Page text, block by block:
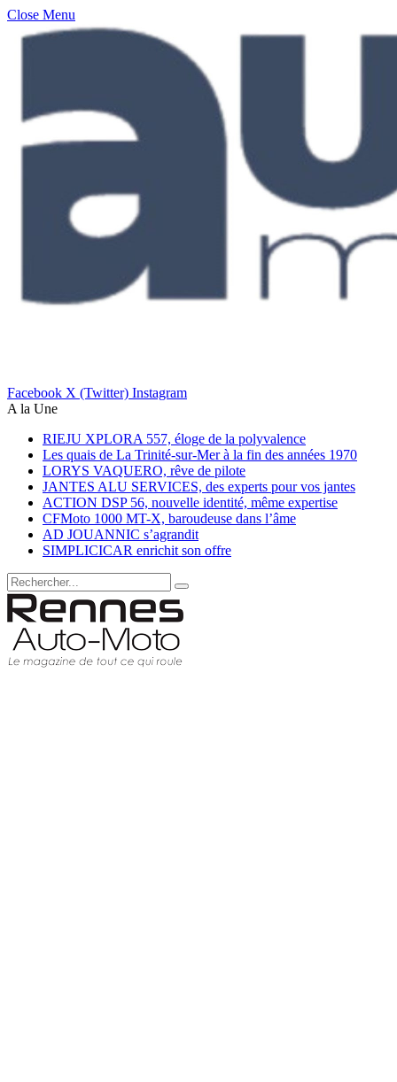
Close Menu
Facebook X (Twitter) Instagram
A la Une
RIEJU XPLORA 557, éloge de la polyvalence
Les quais de La Trinité-sur-Mer à la fin des années 1970
LORYS VAQUERO, rêve de pilote
JANTES ALU SERVICES, des experts pour vos jantes
ACTION DSP 56, nouvelle identité, même expertise
CFMoto 1000 MT-X, baroudeuse dans l’âme
AD JOUANNIC s’agrandit
SIMPLICICAR enrichit son offre